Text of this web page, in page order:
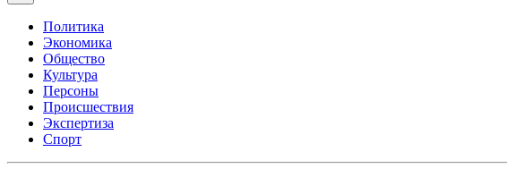
Политика
Экономика
Общество
Культура
Персоны
Происшествия
Экспертиза
Спорт